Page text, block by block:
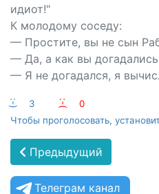
идиот!"
К молодому соседу:
— Простите, вы не сын
— Да, а как вы
— Я не догадался, я
:-) 3 :-(
0
Чтобы проголосовать,
Предыдущий
Телеграм канал